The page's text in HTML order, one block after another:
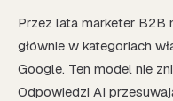
Przez lata marketer B2B
głównie w kategoriach
Google. Ten model nie
Odpowiedzi AI